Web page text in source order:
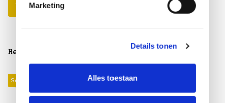
Marketing
Details tonen
Alles toestaan
Schrijf je eigen review
Reeds bekeken
Sale 31%